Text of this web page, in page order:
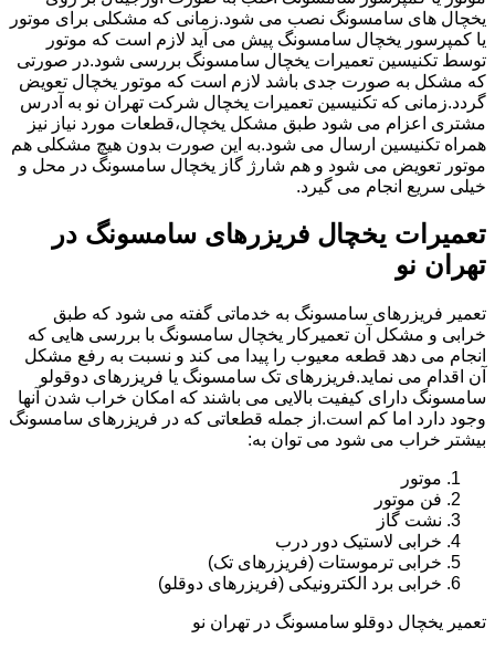
یخچال های سامسونگ نصب می شود.زمانی که مشکلی برای موتور
یا کمپرسور یخچال سامسونگ پیش می آید لازم است که موتور
توسط تکنیسین تعمیرات یخچال سامسونگ بررسی شود.در صورتی
که مشکل به صورت جدی باشد لازم است که موتور یخچال تعویض
گردد.زمانی که تکنیسین تعمیرات یخچال شرکت تهران نو به آدرس
مشتری اعزام می شود طبق مشکل یخچال،قطعات مورد نیاز نیز
همراه تکنیسین ارسال می شود.به این صورت بدون هیچ مشکلی هم
موتور تعویض می شود و هم شارژ گاز یخچال سامسونگ در محل و
خیلی سریع انجام می گیرد.
تعمیرات یخچال فریزرهای سامسونگ در
تهران نو
تعمیر فریزرهای سامسونگ به خدماتی گفته می شود که طبق
خرابی و مشکل آن تعمیرکار یخچال سامسونگ با بررسی هایی که
انجام می دهد قطعه معیوب را پیدا می کند و نسبت به رفع مشکل
آن اقدام می نماید.فریزرهای تک سامسونگ یا فریزرهای دوقولو
سامسونگ دارای کیفیت بالایی می باشند که امکان خراب شدن آنها
وجود دارد اما کم است.از جمله قطعاتی که در فریزرهای سامسونگ
بیشتر خراب می شود می توان به:
موتور
فن موتور
نشت گاز
خرابی لاستیک دور درب
خرابی ترموستات (فریزرهای تک)
خرابی برد الکترونیکی (فریزرهای دوقلو)
تعمیر یخچال دوقلو سامسونگ در تهران نو